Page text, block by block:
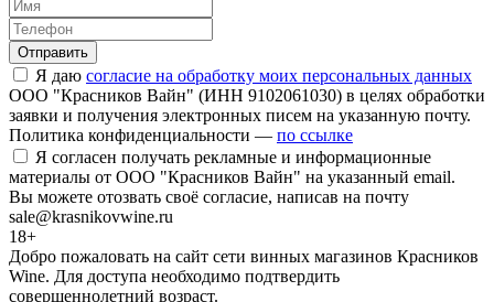
Отправить
Я даю согласие на обработку моих персональных данных
ООО "Красников Вайн" (ИНН 9102061030) в целях обработки
заявки и получения электронных писем на указанную почту.
Политика конфиденциальности — по ссылке
Я согласен получать рекламные и информационные
материалы от ООО "Красников Вайн" на указанный email.
Вы можете отозвать своё согласие, написав на почту
sale@krasnikovwine.ru
18+
Добро пожаловать на сайт сети винных магазинов Красников
Wine. Для доступа необходимо подтвердить
совершеннолетний возраст.